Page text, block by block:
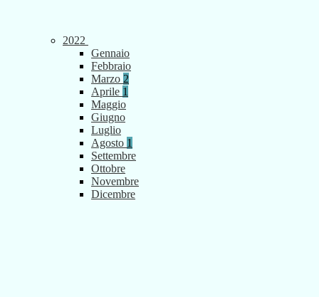
2022
Gennaio
Febbraio
Marzo 2
Aprile 1
Maggio
Giugno
Luglio
Agosto 1
Settembre
Ottobre
Novembre
Dicembre